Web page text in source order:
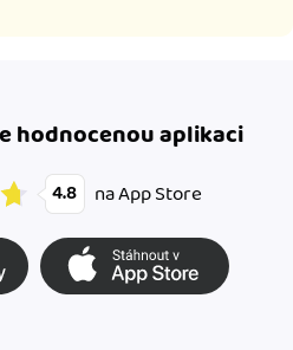
hodnocenou aplikaci
4.8 na App Store